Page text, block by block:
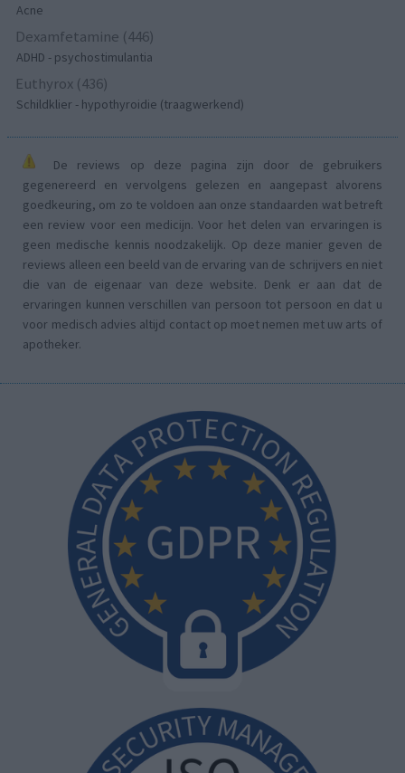
Acne
Dexamfetamine (446)
ADHD - psychostimulantia
Euthyrox (436)
Schildklier - hypothyroidie (traagwerkend)
De reviews op deze pagina zijn door de gebruikers
gegenereerd en vervolgens gelezen en aangepast alvorens
goedkeuring, om zo te voldoen aan onze standaarden wat betreft
een review voor een medicijn. Voor het delen van ervaringen is
geen medische kennis noodzakelijk. Op deze manier geven de
reviews alleen een beeld van de ervaring van de schrijvers en niet
die van de eigenaar van deze website. Denk er aan dat de
ervaringen kunnen verschillen van persoon tot persoon en dat u
voor medisch advies altijd contact op moet nemen met uw arts of
apotheker.